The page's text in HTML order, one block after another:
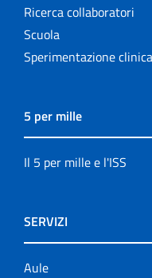
Ricerca collaboratori
Scuola
Sperimentazione
5 per mille
Il 5 per mille e l'ISS
SERVIZI
Aule